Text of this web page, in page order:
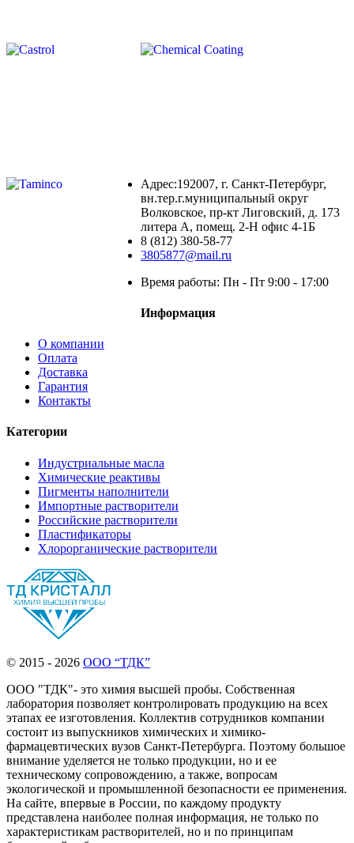
Адрес:192007, г. Санкт-Петербург,
вн.тер.г.муниципальный округ
Волковское, пр-кт Лиговский, д. 173
литера А, помещ. 2-Н офис 4-1Б
8 (812) 380-58-77
3805877@mail.ru
Время работы: Пн - Пт 9:00 - 17:00
Информация
О компании
Оплата
Доставка
Гарантия
Контакты
Категории
Индустриальные масла
Химические реактивы
Пигменты наполнители
Импортные растворители
Российские растворители
Пластификаторы
Хлорорганические растворители
© 2015 - 2026 ООО “ТДК”
ООО "ТДК"- это химия высшей пробы. Собственная
лаборатория позволяет контролировать продукцию на всех
этапах ее изготовления. Коллектив сотрудников компании
состоит из выпускников химических и химико-
фармацевтических вузов Санкт-Петербурга. Поэтому большое
внимание уделяется не только продукции, но и ее
техническому сопровождению, а также, вопросам
экологической и промышленной безопасности ее применения.
На сайте, впервые в России, по каждому продукту
представлена наиболее полная информация, не только по
характеристикам растворителей, но и по принципам